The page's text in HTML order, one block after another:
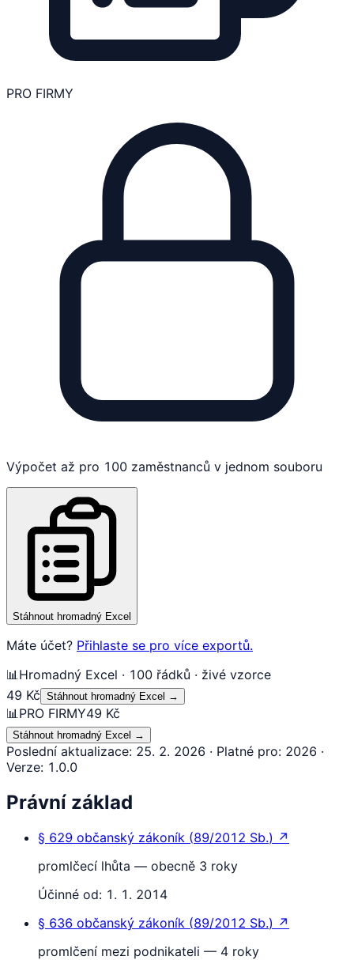
PRO FIRMY
Výpočet až pro 100 zaměstnanců v jednom souboru
Stáhnout hromadný Excel
Máte účet? Přihlaste se pro více exportů.
📊 Hromadný Excel · 100 řádků · živé vzorce
49 Kč Stáhnout hromadný Excel →
📊 PRO FIRMY49 Kč
Stáhnout hromadný Excel →
Poslední aktualizace: 25. 2. 2026 · Platné pro: 2026 ·
Verze: 1.0.0
Právní základ
§ 629 občanský zákoník (89/2012 Sb.) ↗
promlčecí lhůta — obecně 3 roky
Účinné od: 1. 1. 2014
§ 636 občanský zákoník (89/2012 Sb.) ↗
promlčení mezi podnikateli — 4 roky